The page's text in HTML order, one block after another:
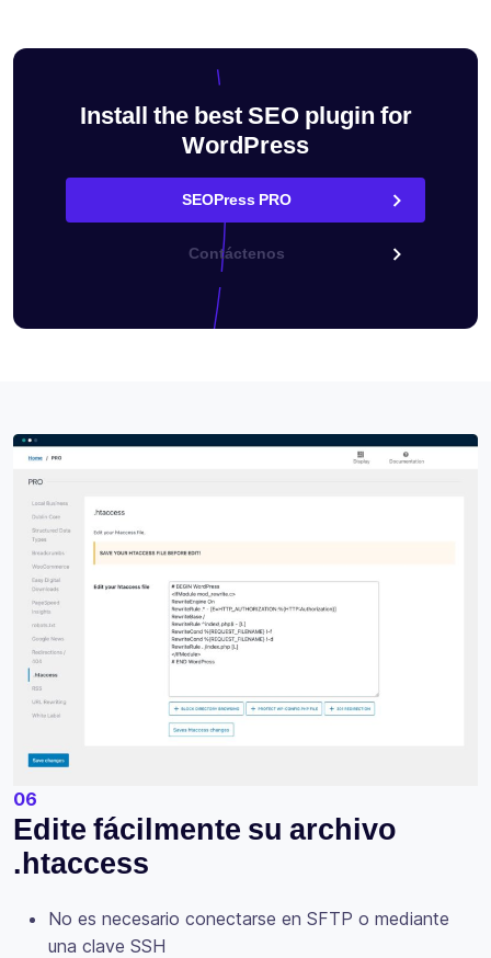
Install the best SEO plugin for
WordPress
SEOPress PRO
Contáctenos
06
Edite fácilmente su archivo
.htaccess
No es necesario conectarse en SFTP o mediante
una clave SSH